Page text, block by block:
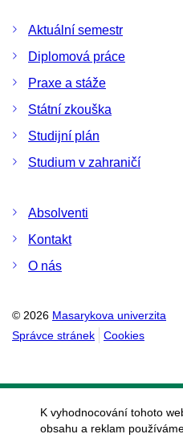
Aktuální semestr
Diplomová práce
Praxe a stáže
Státní zkouška
Studijní plán
Studium v zahraničí
Absolventi
Kontakt
O nás
© 2026 Masarykova univerzita
Správce stránek
Cookies
K vyhodnocování tohoto
obsahu a reklam